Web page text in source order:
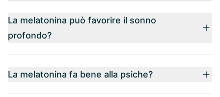
La melatonina può favorire il sonno
profondo?
La melatonina fa bene alla psiche?